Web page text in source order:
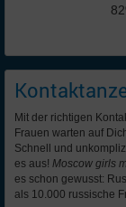
Mit der richtigen
Frauen warten auf
Schnell und
es aus! Moscow girls
es schon gewusst:
als 10.000 russische